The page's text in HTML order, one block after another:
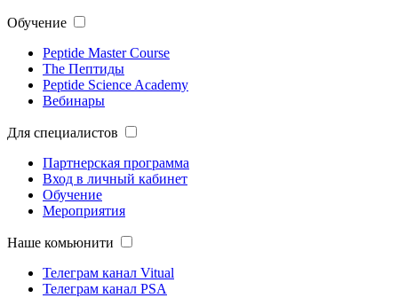
Обучение
Peptide Master Course
The Пептиды
Peptide Science Academy
Вебинары
Для специалистов
Партнерская программа
Вход в личный кабинет
Обучение
Мероприятия
Наше комьюнити
Телеграм канал Vitual
Телеграм канал PSA